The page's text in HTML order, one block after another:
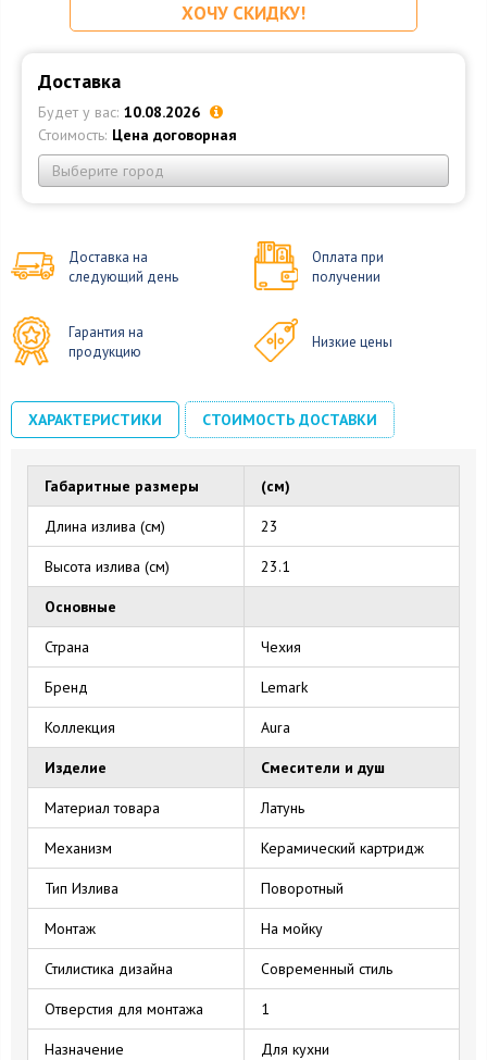
ХОЧУ СКИДКУ!
Доставка
Будет у вас: 10.08.2026
Стоимость: Цена договорная
Выберите город
Доставка на
следующий день
Оплата при
получении
Гарантия на
продукцию
Низкие цены
ХАРАКТЕРИСТИКИ СТОИМОСТЬ ДОСТАВКИ
Габаритные размеры (см)
Длина излива (см) 23
Высота излива (см) 23.1
Основные
Страна Чехия
Бренд Lemark
Коллекция Aura
Изделие Смесители и душ
Материал товара Латунь
Механизм Керамический картридж
Тип Излива Поворотный
Монтаж На мойку
Стилистика дизайна Современный стиль
Отверстия для монтажа 1
Назначение Для кухни